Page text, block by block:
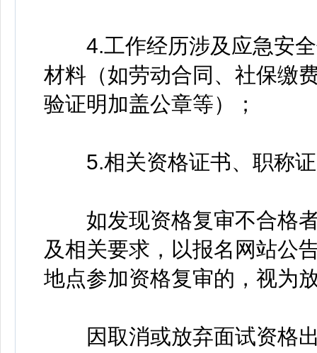
4.工作经历涉及应急安全
材料（如劳动合同、社保缴
验证明加盖公章等）；
5.相关资格证书、职称证
如发现资格复审不合格者
及相关要求，以报名网站公
地点参加资格复审的，视为
因取消或放弃面试资格出